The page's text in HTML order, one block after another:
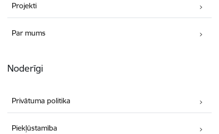
Projekti
Par mums
Noderīgi
Privātuma politika
Piekļūstamība